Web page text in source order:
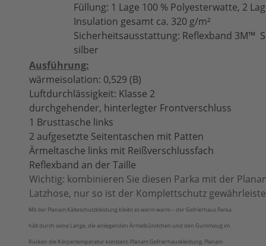
Füllung: 1 Lage 100 % Polyesterwatte, 2
Insulation gesamt ca. 320 g/m²
Sicherheitsausstattung: Reflexband 3M™
silber
Ausführung:
wärmeisolation: 0,529 (B)
Luftdurchlässigkeit: Klasse 2
durchgehender, hinterlegter Frontverschluss
1 Brusttasche links
2 aufgesetzte Seitentaschen mit Patten
Ärmeltasche links mit Reißverschlussfach
Reflexband an der Taille
Wichtig: kombinieren Sie diesen Parka mit der
Latzhose, nur so ist der Komplettschutz
Mit der Planam Kälteschutzkleidung bleibt es warm warm – der Gefrierhaus Parka
hält durch seine Länge, die anliegenden Ärmelbündchen und den Gummizug im
Rücken die Körpertemperatur konstant. Planam Gefrierhauskleidung, Planam